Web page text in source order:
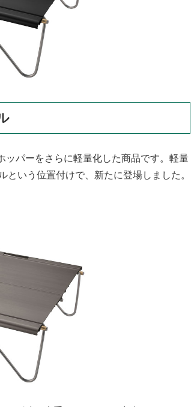
ッパーをさらに軽量化した商品です。軽量
いう位置付けで、新たに登場しました。